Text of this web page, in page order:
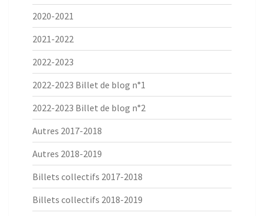
2020-2021
2021-2022
2022-2023
2022-2023 Billet de blog n°1
2022-2023 Billet de blog n°2
Autres 2017-2018
Autres 2018-2019
Billets collectifs 2017-2018
Billets collectifs 2018-2019